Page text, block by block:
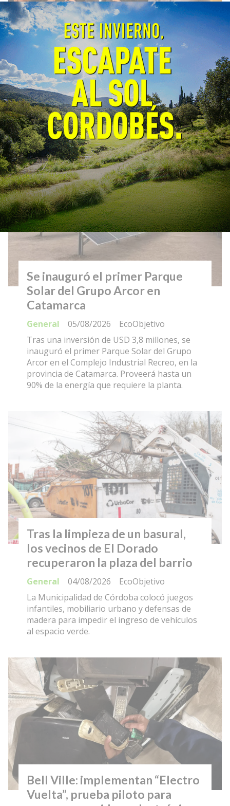
Córdoba fortalece la prevención
y respuesta ante el fenómeno El
Niño
EcoObjetivo
General
06/08/2026
La Provincia y la Nación coordinaron
estrategias de prevención, planificación y
respuesta. El próximo lunes se firmará un
convenio para fortalecer la prevención y el
monitoreo de incendios forestales.
Se inauguró el primer Parque
Solar del Grupo Arcor en
Catamarca
EcoObjetivo
General
05/08/2026
Tras una inversión de USD 3,8 millones, se
inauguró el primer Parque Solar del Grupo
Arcor en el Complejo Industrial Recreo, en la
provincia de Catamarca. Proveerá hasta un
90% de la energía que requiere la planta.
Tras la limpieza de un basural,
los vecinos de El Dorado
recuperaron la plaza del barrio
EcoObjetivo
General
04/08/2026
La Municipalidad de Córdoba colocó juegos
infantiles, mobiliario urbano y defensas de
madera para impedir el ingreso de vehículos
al espacio verde.
Bell Ville: implementan “Electro
Vuelta”, prueba piloto para